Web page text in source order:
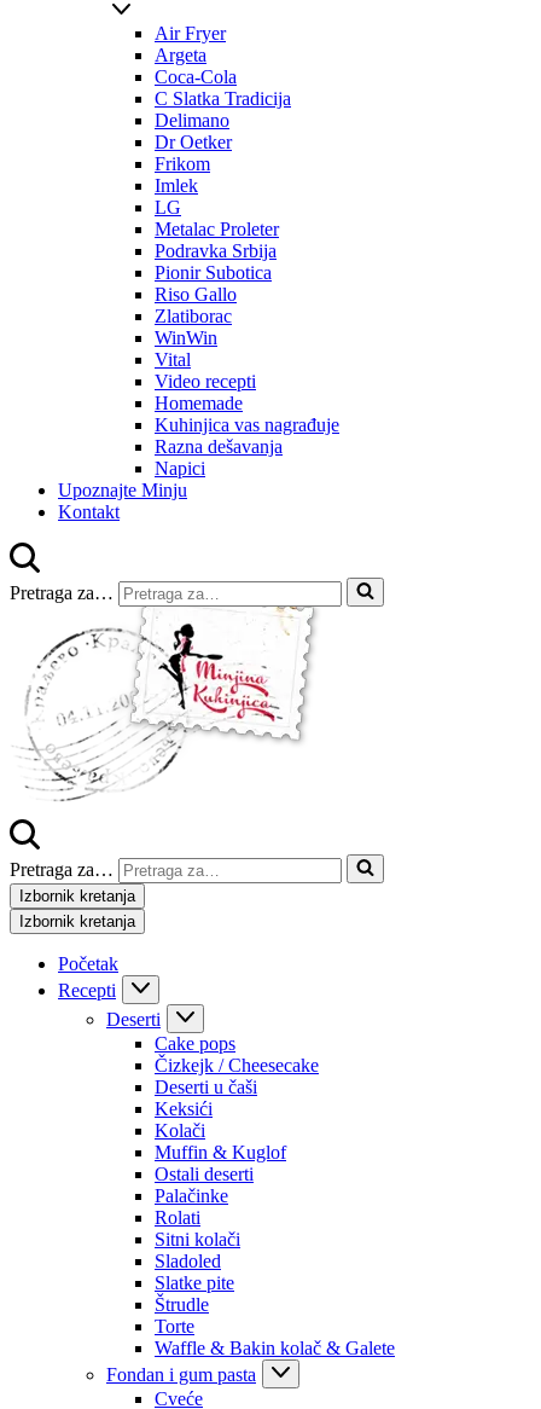
Air Fryer
Argeta
Coca-Cola
C Slatka Tradicija
Delimano
Dr Oetker
Frikom
Imlek
LG
Metalac Proleter
Podravka Srbija
Pionir Subotica
Riso Gallo
Zlatiborac
WinWin
Vital
Video recepti
Homemade
Kuhinjica vas nagrađuje
Razna dešavanja
Napici
Upoznajte Minju
Kontakt
Pretraga za…
Pretraga za…
Izbornik kretanja
Izbornik kretanja
Početak
Recepti
Deserti
Cake pops
Čizkejk / Cheesecake
Deserti u čaši
Keksići
Kolači
Muffin & Kuglof
Ostali deserti
Palačinke
Rolati
Sitni kolači
Sladoled
Slatke pite
Štrudle
Torte
Waffle & Bakin kolač & Galete
Fondan i gum pasta
Cveće